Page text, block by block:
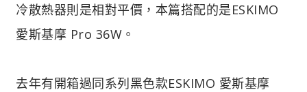
冷散熱器則是相對平價，本篇搭配的是ESKIMO
愛斯基摩 Pro 36W。
去年有開箱過同系列黑色款ESKIMO 愛斯基摩